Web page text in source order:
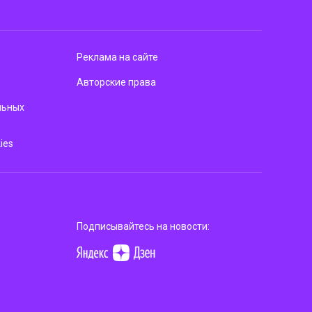
Реклама на сайте
Авторские права
Подписывайтесь на новости: